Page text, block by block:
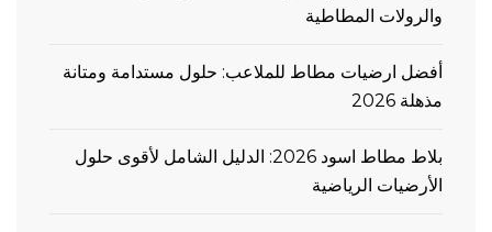
والرولات المطاطية
أفضل ارضيات مطاط للملاعب: حلول مستدامة ومتانة
مذهلة 2026
بلاط مطاط اسود 2026: الدليل الشامل لأقوى حلول
الأرضيات الرياضية